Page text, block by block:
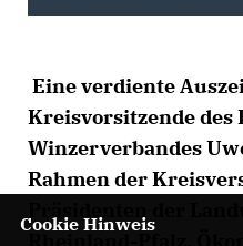
Eine verdiente
Kreisvorsitzende des
Winzerverbandes
Rahmen der
Cookie Hinweis